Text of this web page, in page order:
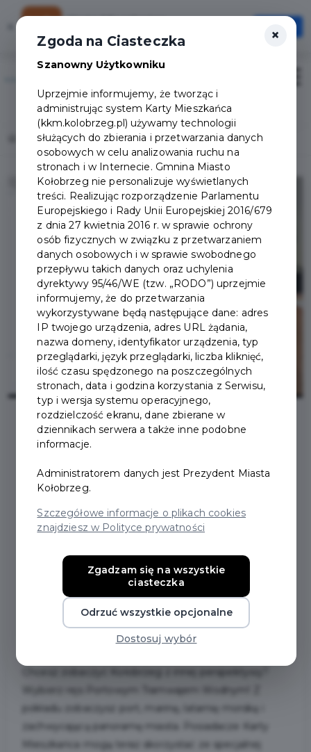
Szybciej, wygodniej, zawsze pod ręką
Otwórz
Logowanie/Rejestracja
Home Lista aktualności Nowi Partnerzy KKM
2025-06-04
NOWI PARTNERZY KKM
Nowi Partnerzy w programie Kołobrzeska Karta
tożsamości, ale też realne korzyści. Dzięki współpracy
z kolejnymi firmami lista miejsc, w których
mieszkańcy Kołobrzegu mogą korzystać ze zniżek i
bonusów, stale się powiększa! Witamy na pokładzie:
Water Peace - Portowy Tramwaj Wodny
zachwycającą panoramę miasta. Posiadacze Karty
Mieszkańca mogą teraz skorzystać ze specjalnej
×
Zgoda na Ciasteczka
Szanowny Użytkowniku
Uprzejmie informujemy, że tworząc i
administrując system Karty Mieszkańca
(kkm.kolobrzeg.pl) używamy technologii
służących do zbierania i przetwarzania danych
osobowych w celu analizowania ruchu na
stronach i w Internecie. Gmnina Miasto
Kołobrzeg nie personalizuje wyświetlanych
treści. Realizując rozporządzenie Parlamentu
Europejskiego i Rady Unii Europejskiej 2016/679
z dnia 27 kwietnia 2016 r. w sprawie ochrony
osób fizycznych w związku z przetwarzaniem
danych osobowych i w sprawie swobodnego
przepływu takich danych oraz uchylenia
dyrektywy 95/46/WE (tzw. „RODO”) uprzejmie
informujemy, że do przetwarzania
wykorzystywane będą następujące dane: adres
IP twojego urządzenia, adres URL żądania,
nazwa domeny, identyfikator urządzenia, typ
przeglądarki, język przeglądarki, liczba kliknięć,
ilość czasu spędzonego na poszczególnych
stronach, data i godzina korzystania z Serwisu,
typ i wersja systemu operacyjnego,
rozdzielczość ekranu, dane zbierane w
dziennikach serwera a także inne podobne
informacje.
Administratorem danych jest Prezydent Miasta
Kołobrzeg.
Szczegółowe informacje o plikach cookies
znajdziesz w Polityce prywatności
Zgadzam się na wszystkie
ciasteczka
Odrzuć wszystkie opcjonalne
Dostosuj wybór